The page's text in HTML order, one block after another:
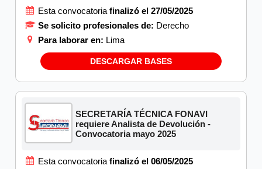
Esta convocatoria finalizó el 27/05/2025
Se solicito profesionales de: Derecho
Para laborar en: Lima
DESCARGAR BASES
SECRETARÍA TÉCNICA FONAVI
requiere Analista de Devolución -
Convocatoria mayo 2025
Esta convocatoria finalizó el 06/05/2025